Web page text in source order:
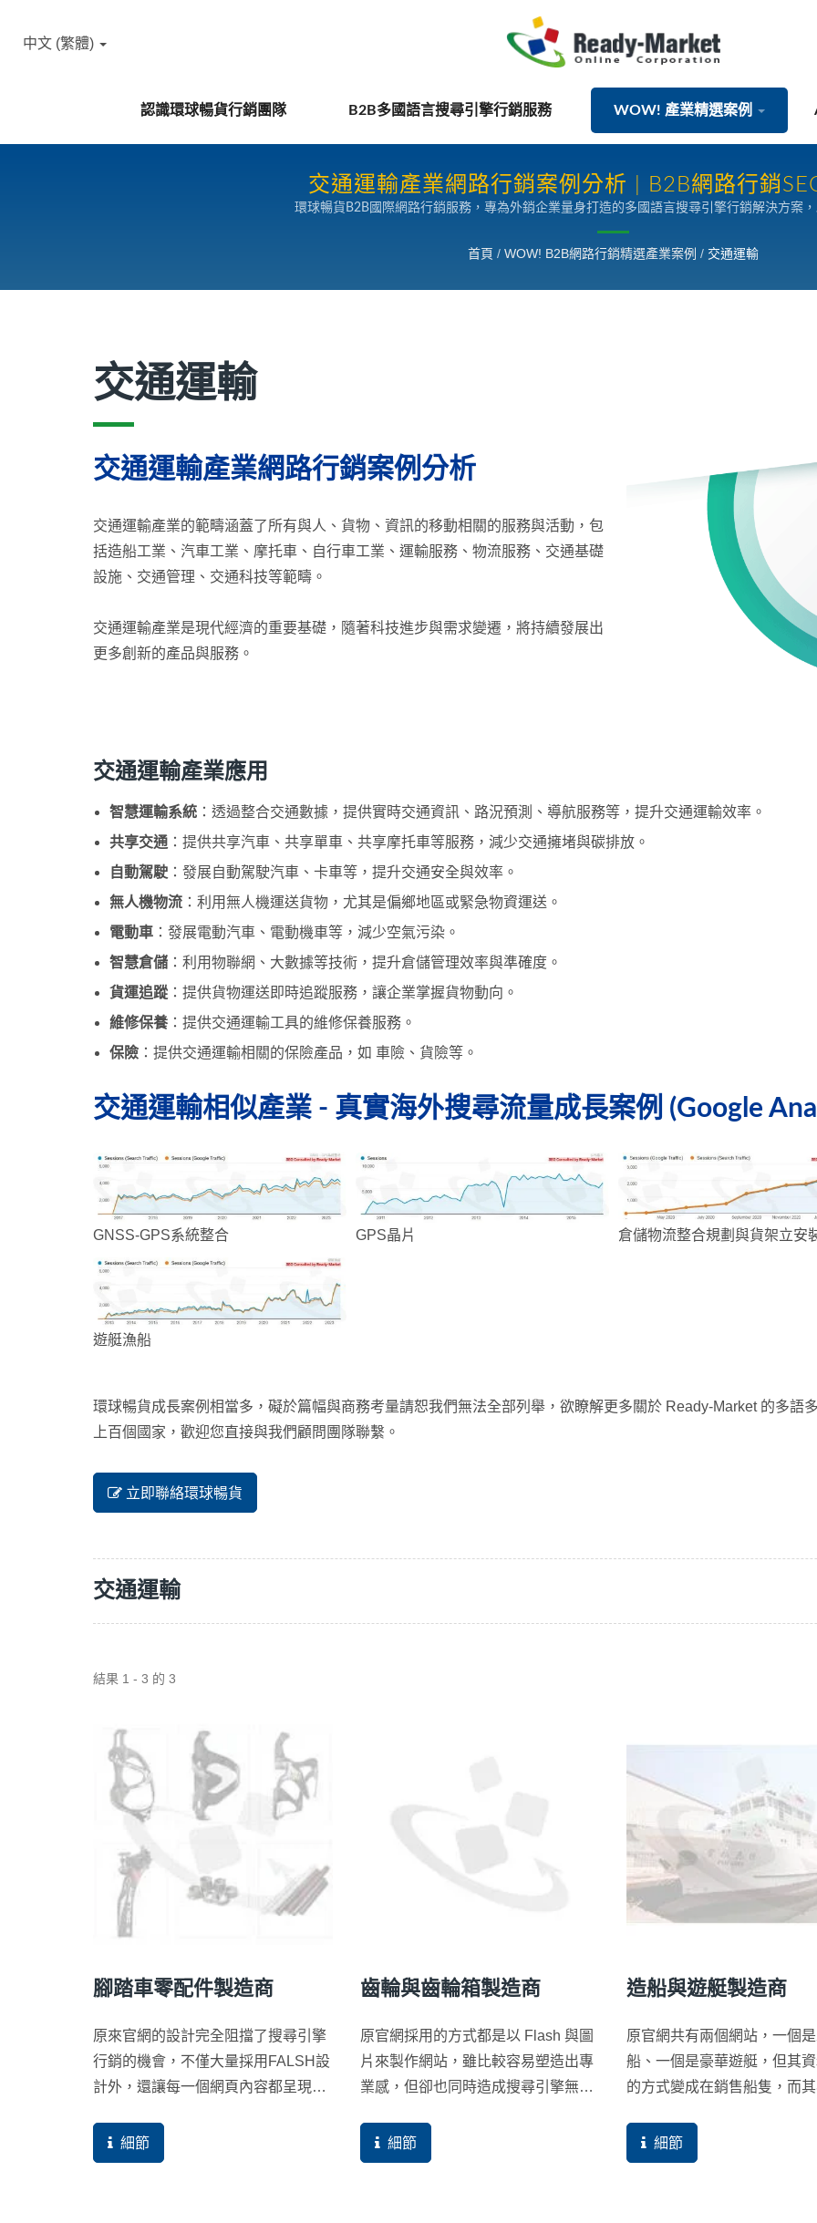
認識環球暢貨行銷團隊 B2B多國語言搜尋引擎行銷服務 WOW! 產業精選案例
中文 (繁體)
交通運輸產業網路行銷案例分析 | B2B網路行銷
環球暢貨B2B國際網路行銷服務，專為外銷企業量身打造的多國語言搜尋引擎行銷解決方案
首頁 / WOW! B2B網路行銷精選產業案例 / 交通運輸
交通運輸
交通運輸產業網路行銷案例分析
交通運輸產業的範疇涵蓋了所有與人、貨物、資訊的移動相關的服務與活動，包
括造船工業、汽車工業、摩托車、自行車工業、運輸服務、物流服務、交通基礎
設施、交通管理、交通科技等範疇。
交通運輸產業是現代經濟的重要基礎，隨著科技進步與需求變遷，將持續發展出
更多創新的產品與服務。
交通運輸產業應用
智慧運輸系統 ：透過整合交通數據，提供實時交通資訊、路況預測、導航服務等，提升交通運輸效率。
共享交通 ：提供共享汽車、共享單車、共享摩托車等服務，減少交通擁堵與碳排放。
自動駕駛 ：發展自動駕駛汽車、卡車等，提升交通安全與效率。
無人機物流 ：利用無人機運送貨物，尤其是偏鄉地區或緊急物資運送。
電動車 ：發展電動汽車、電動機車等，減少空氣污染。
智慧倉儲 ：利用物聯網、大數據等技術，提升倉儲管理效率與準確度。
貨運追蹤 ：提供貨物運送即時追蹤服務，讓企業掌握貨物動向。
維修保養 ：提供交通運輸工具的維修保養服務。
保險 ：提供交通運輸相關的保險產品，如 車險、貨險等。
交通運輸相似產業 - 真實海外搜尋流量成長案例 (Google
GNSS-GPS系統整合 GPS晶片 倉儲物流整合規劃與貨架立安
遊艇漁船
環球暢貨成長案例相當多，礙於篇幅與商務考量請恕我們無法全部列舉，欲瞭解更多關於 Ready-Market 的多語
上百個國家，歡迎您直接與我們顧問團隊聯繫。
立即聯絡環球暢貨
交通運輸
結果 1 - 3 的 3
腳踏車零配件製造商
原來官網的設計完全阻擋了搜尋引擎
行銷的機會，不僅大量採用FALSH設
計外，還讓每一個網頁內容都呈現一
細節
齒輪與齒輪箱製造商
原官網採用的方式都是以 Flash 與圖
片來製作網站，雖比較容易塑造出專
業感，但卻也同時造成搜尋引擎無法
尋引擎看不懂，買主也不容易找到，
所以花了預算作了網站，卻得不到預
細節
造船與遊艇製造商
原官網共有兩個網站，一個
船、一個是豪華遊艇，但其
的方式變成在銷售船隻，而
能力，因此行銷策略上有所
致當時的流量不多外，詢問
細節